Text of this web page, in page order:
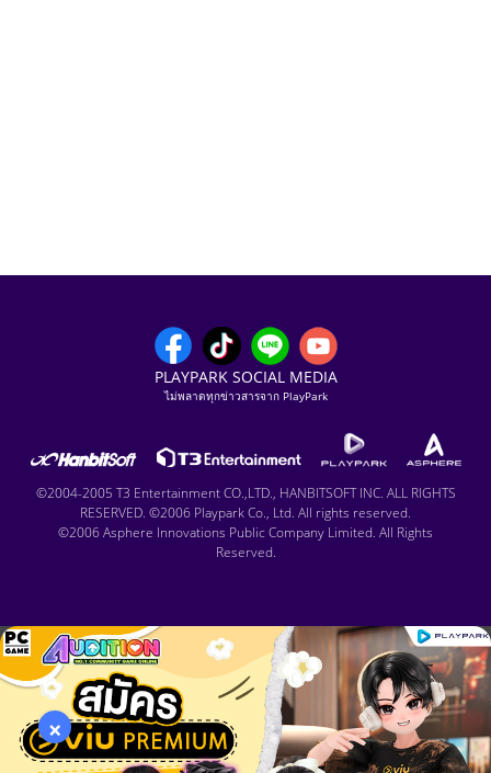
PLAYPARK SOCIAL MEDIA
ไม่พลาดทุกข่าวสารจาก PlayPark
©2004-2005 T3 Entertainment CO.,LTD., HANBITSOFT INC. ALL RIGHTS
RESERVED. ©2006 Playpark Co., Ltd. All rights reserved.
©2006 Asphere Innovations Public Company Limited. All Rights
Reserved.
×